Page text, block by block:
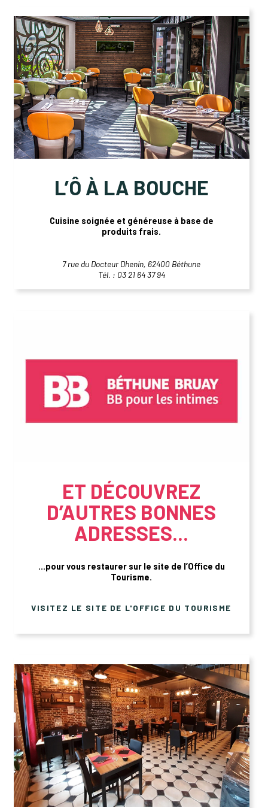
L’Ô À LA BOUCHE
Cuisine soignée et généreuse à base de
produits frais.
7 rue du Docteur Dhenin, 62400 Béthune
Tél. : 03 21 64 37 94
ET DÉCOUVREZ
D’AUTRES BONNES
ADRESSES...
...pour vous restaurer sur le site de l’Office du
Tourisme.
VISITEZ LE SITE DE L'OFFICE DU TOURISME